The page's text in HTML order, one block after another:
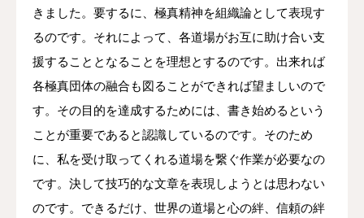
きました。要するに、極真精神を組織論として表現す
るのです。それによって、各道場がお互に助け合い支
援することとなることを理想とするのです。出来れば
各極真団体の融合も図ることができれば望ましいので
す。その目的を達成するためには、書き始めるという
ことが重要であると認識しているのです。そのため
に、私を受け取ってくれる道場を繋ぐ作業が必要なの
です。決して技巧的な文章を表現しようとは思わない
のです。できるだけ、世界の道場と心の絆、信頼の絆
コラム＆ブログ
問い合わせ＆体験